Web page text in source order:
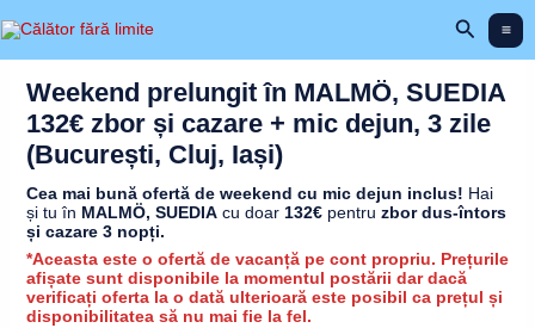
to
Search
Weekend prelungit în MALMÖ, SUEDIA
132€ zbor și cazare + mic dejun, 3 zile
(București, Cluj, Iași)
Cea mai bună ofertă de weekend cu mic dejun inclus! Hai
și tu în MALMÖ, SUEDIAcu doar 132€pentru zbor dus-întors
și cazare 3 nopți.
*Aceasta este o ofertă de vacanță pe cont propriu. Prețurile
afișate sunt disponibile la momentul postării dar dacă
verificați oferta la o dată ulterioară este posibil ca prețul și
disponibilitatea să nu mai fie la fel.